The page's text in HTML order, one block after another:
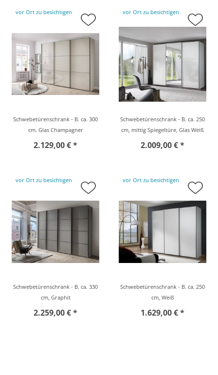
vor Ort zu besichtigen
Schwebetürenschrank - B. ca. 300
cm. Glas Champagner
2.129,00 € *
vor Ort zu besichtigen
Schwebetürenschrank - B. ca. 250
cm, mittig Spiegeltüre, Glas Weiß
2.009,00 € *
vor Ort zu besichtigen
Schwebetürenschrank - B. ca. 330
cm, Graphit
2.259,00 € *
vor Ort zu besichtigen
Schwebetürenschrank - B. ca. 250
cm, Weiß
1.629,00 € *